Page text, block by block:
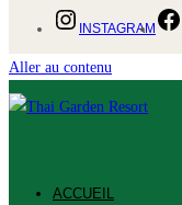
INSTAGRAM
Aller au contenu
ACCUEIL